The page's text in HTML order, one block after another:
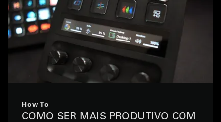
How To
COMO SER MAIS PRODUTIVO COM